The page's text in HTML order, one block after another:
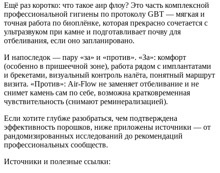
Ещё раз коротко: что такое аир флоу? Это часть комплексной
профессиональной гигиены по протоколу GBT — мягкая и
точная работа по биоплёнке, которая прекрасно сочетается с
ультразвуком при камне и подготавливает почву для
отбеливания, если оно запланировано.
И напоследок — пару «за» и «против». «За»: комфорт
(особенно в пришеечной зоне), работа рядом с имплантатами
и брекетами, визуальный контроль налёта, понятный маршрут
визита. «Против»: Air‑Flow не заменяет отбеливание и не
снимет камень сам по себе, возможна кратковременная
чувствительность (снимают реминерализацией).
Если хотите глубже разобраться, чем подтверждена
эффективность порошков, ниже приложены источники — от
рандомизированных исследований до рекомендаций
профессиональных сообществ.
Источники и полезные ссылки: